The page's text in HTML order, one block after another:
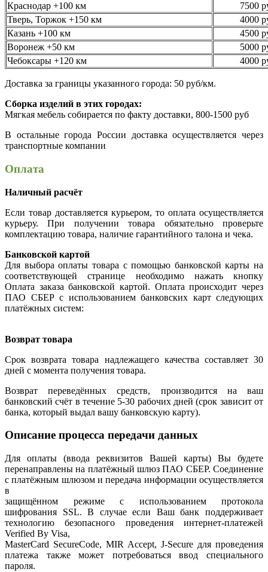
Краснодар +100 км
7500
Тверь, Торжок +150 км
4000
Казань +100 км
4500
Воронеж +50 км
5000
Чебоксары +120 км
4000
Доставка за границы указанного города: 50 руб/км.
Сборка изделий в этих городах:
Мягкая мебель собирается по факту доставки, 800-1500 руб
В остальные города России доставка осуществляется через
транспортные компании
Оплата
Наличный расчёт
Если товар доставляется курьером, то оплата осуществляется
курьеру. При получении товара обязательно проверьте
комплектацию товара, наличие гарантийного талона и чека.
Банковской картой
Для выбора оплаты товара с помощью банковской карты на
соответствующей странице необходимо нажать кнопку
Оплата заказа банковской картой. Оплата происходит через
ПАО СБЕР с использованием банковских карт следующих
платёжных систем:
Возврат товара
Срок возврата товара надлежащего качества составляет 30
дней с момента получения товара.
Возврат переведённых средств, производится на ваш
банковский счёт в течение 5-30 рабочих дней (срок зависит от
банка, который выдал вашу банковскую карту).
Описание процесса передачи данных
Для оплаты (ввода реквизитов Вашей карты) Вы будете
перенаправлены на платёжный шлюз ПАО СБЕР. Соединение
с платёжным шлюзом и передача информации осуществляется
в
защищённом режиме с использованием протокола
шифрования SSL. В случае если Ваш банк поддерживает
технологию безопасного проведения интернет-платежей
Verified By Visa,
MasterCard SecureCode, MIR Accept, J-Secure для проведения
платежа также может потребоваться ввод специального
пароля.